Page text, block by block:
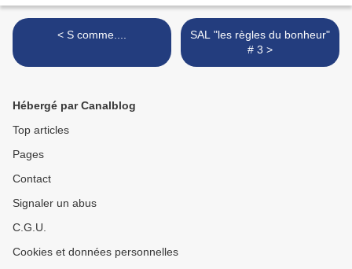
< S comme....
SAL "les règles du bonheur"
# 3 >
Hébergé par Canalblog
Top articles
Pages
Contact
Signaler un abus
C.G.U.
Cookies et données personnelles